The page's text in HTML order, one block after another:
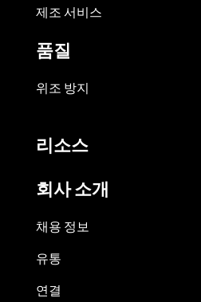
제조 서비스
품질
위조 방지
리소스
회사 소개
채용 정보
유통
연결